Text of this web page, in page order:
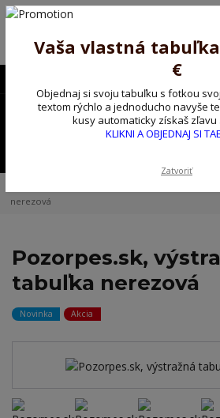
Poprosíme ctených zákazníkov o
Preto sme Vám pripravili malý
!!! ZĽAVA 5€ na PRVÚ objednávku nad
nerezová
Pozorpes.sk,
tabuľka nerezová
Novinka Akcia
Vaša vlastná
€
Objednaj si svoju tabuľku s fotkou
textom rýchlo a jednoducho navyše
kusy automaticky získaš zľavu
KLIKNI A OBJEDNAJ SI
Zatvoriť